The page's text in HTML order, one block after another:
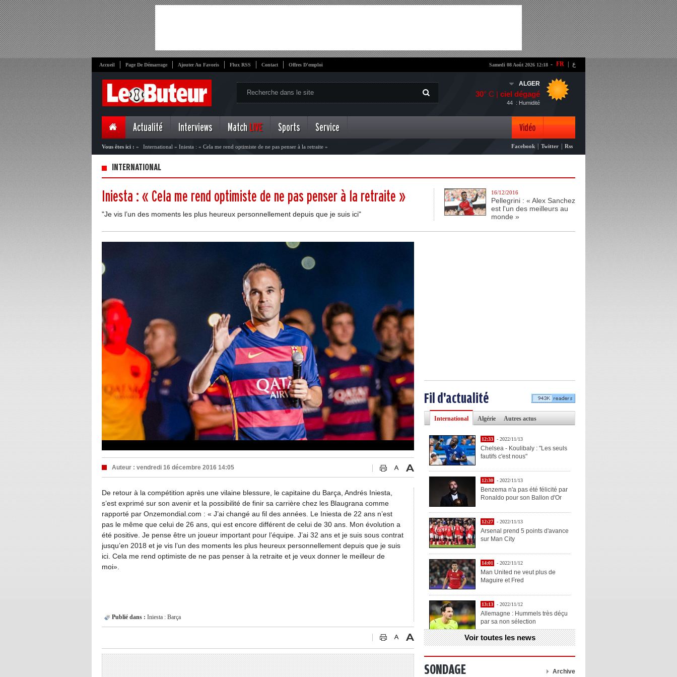
- FR ع Accueil Page De Démarrage Ajouter Au Favoris Flux RSS Contact Offres D'emploi Samedi 08 Août 2026 12:18
ALGER
30° C | ciel dégagé
: Humidité
44
Actualité Interviews Match LIVE Sports Service Vidéo
Photo
Vous êtes ici : » International » Iniesta : « Cela me rend optimiste de ne pas penser à la retraite » Facebook Twitter Rss
INTERNATIONAL
Iniesta : « Cela me rend optimiste de ne pas penser à la retraite »
"Je vis l’un des moments les plus heureux personnellement depuis que je suis ici"
16/12/2016
Pellegrini : « Alex Sanchez
est l'un des meilleurs au
monde »
Auteur : vendredi 16 décembre 2016 14:05
De retour à la compétition après une vilaine blessure, le capitaine du Barça, Andrés Iniesta,
s’est exprimé sur son avenir et la possibilité de finir sa carrière chez les Blaugrana comme
rapporté par Onzemondial.com : « J’ai changé au fil des années. Le Iniesta de 22 ans n’est
pas le même que celui de 26 ans, qui est encore différent de celui de 30 ans. Mon évolution a
été positive. Je pense être un joueur important pour l’équipe. J’ai 32 ans et je suis sous contrat
jusqu’en 2018 et je vis l’un des moments les plus heureux personnellement depuis que je suis
ici. Cela me rend optimiste de ne pas penser à la retraite et je veux donner le meilleur de
moi».
Publié dans : Iniesta : Barça
Fil d'actualité
International Algérie Autres actus
12:33 - 2022/11/13
Chelsea - Koulibaly : "Les seuls
fautifs c'est nous"
12:30 - 2022/11/13
Benzema n'a pas été félicité par
Ronaldo pour son Ballon d'Or
12:27 - 2022/11/13
Arsenal prend 5 points d'avance
sur Man City
14:01 - 2022/11/12
Man United ne veut plus de
Maguire et Fred
13:13 - 2022/11/12
Allemagne : Hummels très déçu
par sa non sélection
13:11 - 2022/11/12
Henry explique la chose qu'il
Voir toutes les news
SONDAGE Archive